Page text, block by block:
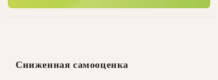
Сниженная самооценка